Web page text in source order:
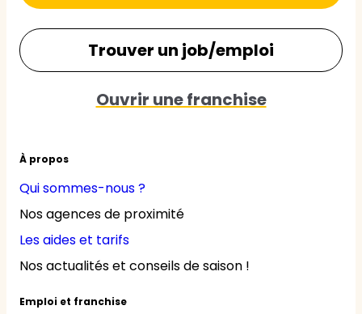
À propos
Qui sommes-nous ?
Nos agences de proximité
Les aides et tarifs
Nos actualités et conseils de saison !
Emploi et franchise
Trouver un job/emploi
Ouvrir une franchise